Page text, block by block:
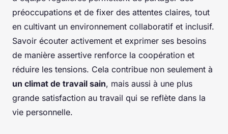
préoccupations et de fixer des attentes claires, tout
en cultivant un environnement collaboratif et inclusif.
Savoir écouter activement et exprimer ses besoins
de manière assertive renforce la coopération et
réduire les tensions. Cela contribue non seulement à
un climat de travail sain, mais aussi à une plus
grande satisfaction au travail qui se reflète dans la
vie personnelle.